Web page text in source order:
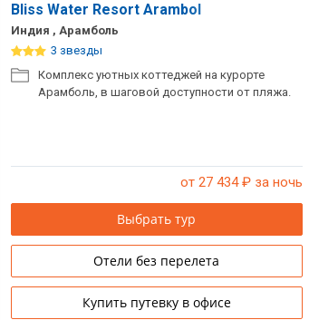
Bliss Water Resort Arambol
Индия , Арамболь
3 звезды
Комплекс уютных коттеджей на курорте
Арамболь, в шаговой доступности от пляжа.
от 27 434₽ за ночь
Выбрать тур
Отели без перелета
Купить путевку в офисе